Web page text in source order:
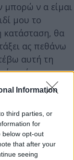
Information
third parties, or
for
below opt-out
that after your
seeing
μπορώ ν α είμαι
μου το
κατάσταση, θα
ας πεθάνω
αυτή τη
ένα